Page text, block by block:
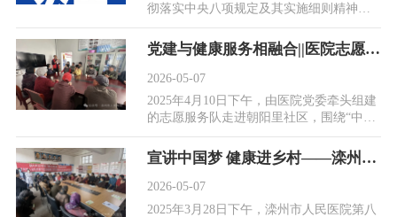
彻落实中央八项规定及其实施细则精神，
持之以恒纠“四风”、树新风，营造风清气
正的节日氛...
党建与健康服务相融合||医院志愿服务队走进朝阳里社区
2026-05-07
2025年4月10日下午，由医院党委牵头组建
的志愿服务队走进朝阳里社区，围绕“中国
特色社会主义和中国梦”主题，结合医疗专
业优势，...
宣讲中国梦 健康进乡村——滦州市人民医院联合甄庄医院走进西坨子头村
2026-05-07
2025年3月28日下午，滦州市人民医院第八